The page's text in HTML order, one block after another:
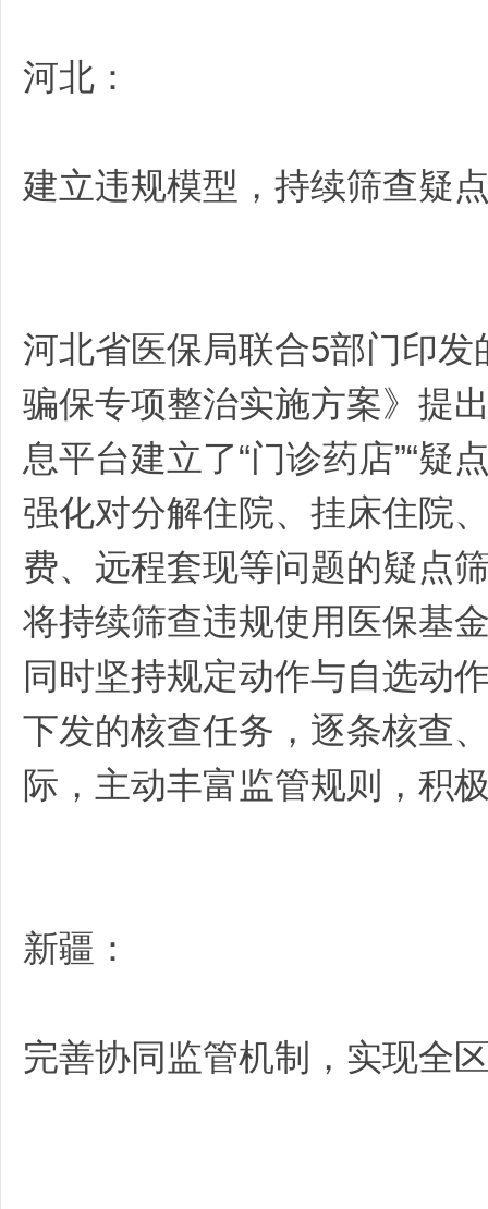
河北：
建立违规模型，持续筛查疑
河北省医保局联合5部门印
骗保专项整治实施方案》提
息平台建立了“门诊药店”“疑
强化对分解住院、挂床住院
费、远程套现等问题的疑点
将持续筛查违规使用医保基
同时坚持规定动作与自选动
下发的核查任务，逐条核查
际，主动丰富监管规则，积
新疆：
完善协同监管机制，实现全